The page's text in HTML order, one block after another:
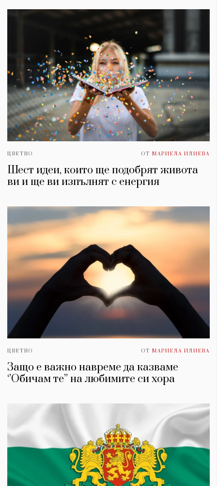
ЦВЕТНО ОТ МАРИЕЛА ИЛИЕВА
Шест идеи, които ще подобрят живота
ви и ще ви изпълнят с енергия
ЦВЕТНО ОТ МАРИЕЛА ИЛИЕВА
Защо е важно навреме да казваме
‘’Обичам те’’ на любимите си хора